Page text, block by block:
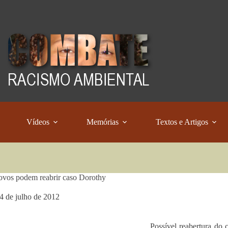
Vídeos Memórias Textos e Artigos
podem reabrir caso Dorothy
de julho de 2012
Possível reabertura do